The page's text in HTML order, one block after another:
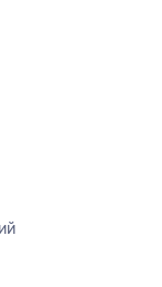
0 оценок
1 оценок